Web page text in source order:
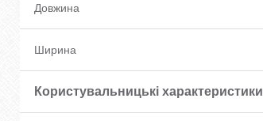
Довжина
Ширина
Користувальницькі характеристики